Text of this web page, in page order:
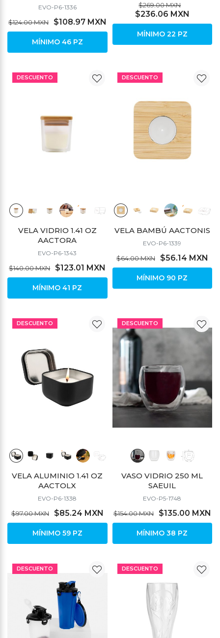
EVO-P6-1336
$124.00 MXN $108.97 MXN
MÍNIMO 46 PZ
$269.00 MXN
$236.06 MXN
MÍNIMO 22 PZ
DESCUENTO
VELA VIDRIO 1.41 OZ
AACTORA
EVO-P6-1343
$140.00 MXN $123.01 MXN
MÍNIMO 41 PZ
DESCUENTO
VELA BAMBÚ AACTONIS
EVO-P6-1339
$64.00 MXN $56.14 MXN
MÍNIMO 90 PZ
DESCUENTO
VELA ALUMINIO 1.41 OZ
AACTOLX
EVO-P6-1338
$97.00 MXN $85.24 MXN
MÍNIMO 59 PZ
DESCUENTO
VASO VIDRIO 250 ML
SAEUIL
EVO-P5-1748
$154.00 MXN $135.00 MXN
MÍNIMO 38 PZ
DESCUENTO DESCUENTO